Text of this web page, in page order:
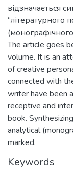
відзначається
“літературного
The article goes
volume. It is an
of creative
connected with
writer have been
receptive and
book.
analytical
marked.
Keywords